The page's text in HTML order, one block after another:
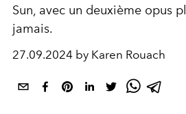
Sun, avec un deuxième opus
jamais.
27.09.2024 by Karen Rouach